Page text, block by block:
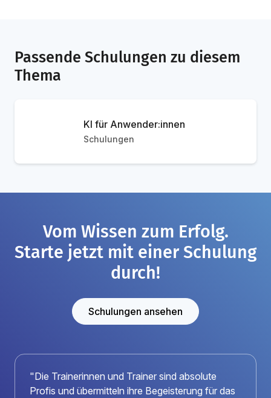
Passende Schulungen zu diesem
Thema
KI für Anwender:innen
Schulungen
Vom Wissen zum Erfolg.
Starte jetzt mit einer Schulung
durch!
Schulungen ansehen
"Die Trainerinnen und Trainer sind absolute
Profis und übermitteln ihre Begeisterung für das